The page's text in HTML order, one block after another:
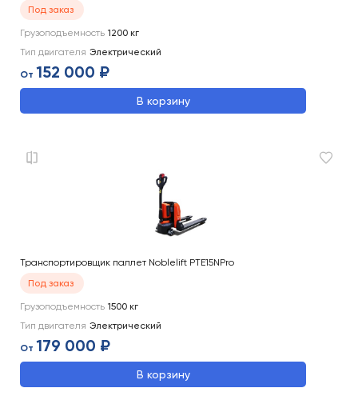
Под заказ
Грузоподъемность 1200 кг
Тип двигателя Электрический
От 152 000 ₽
В корзину
Транспортировщик паллет Noblelift PTE15NPro
Под заказ
Грузоподъемность 1500 кг
Тип двигателя Электрический
От 179 000 ₽
В корзину